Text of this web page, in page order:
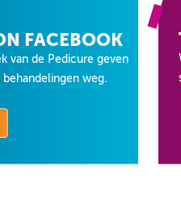
FACEBOOK
van de Pedicure geven
weg.